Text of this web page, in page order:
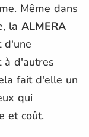
Même dans
la ALMERA
d'une
à d'autres
fait d'elle un
qui
et coût.